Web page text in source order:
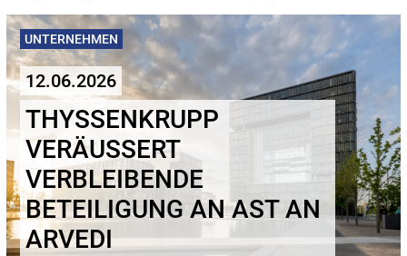
UNTERNEHMEN
12.06.2026
THYSSENKRUPP
VERÄUSSERT V
ERBLEIBENDE B
ETEILIGUNG AN AST AN A
RVEDI